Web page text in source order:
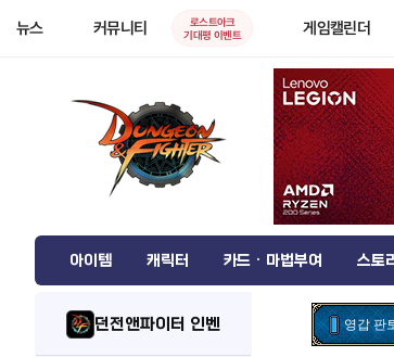
뉴스 커뮤니티
로스트아크
기대평 이벤트
게임캘린더
아이템 캐릭터 카드 · 마법부여 스토
던전앤파이터 인벤 영갑 판